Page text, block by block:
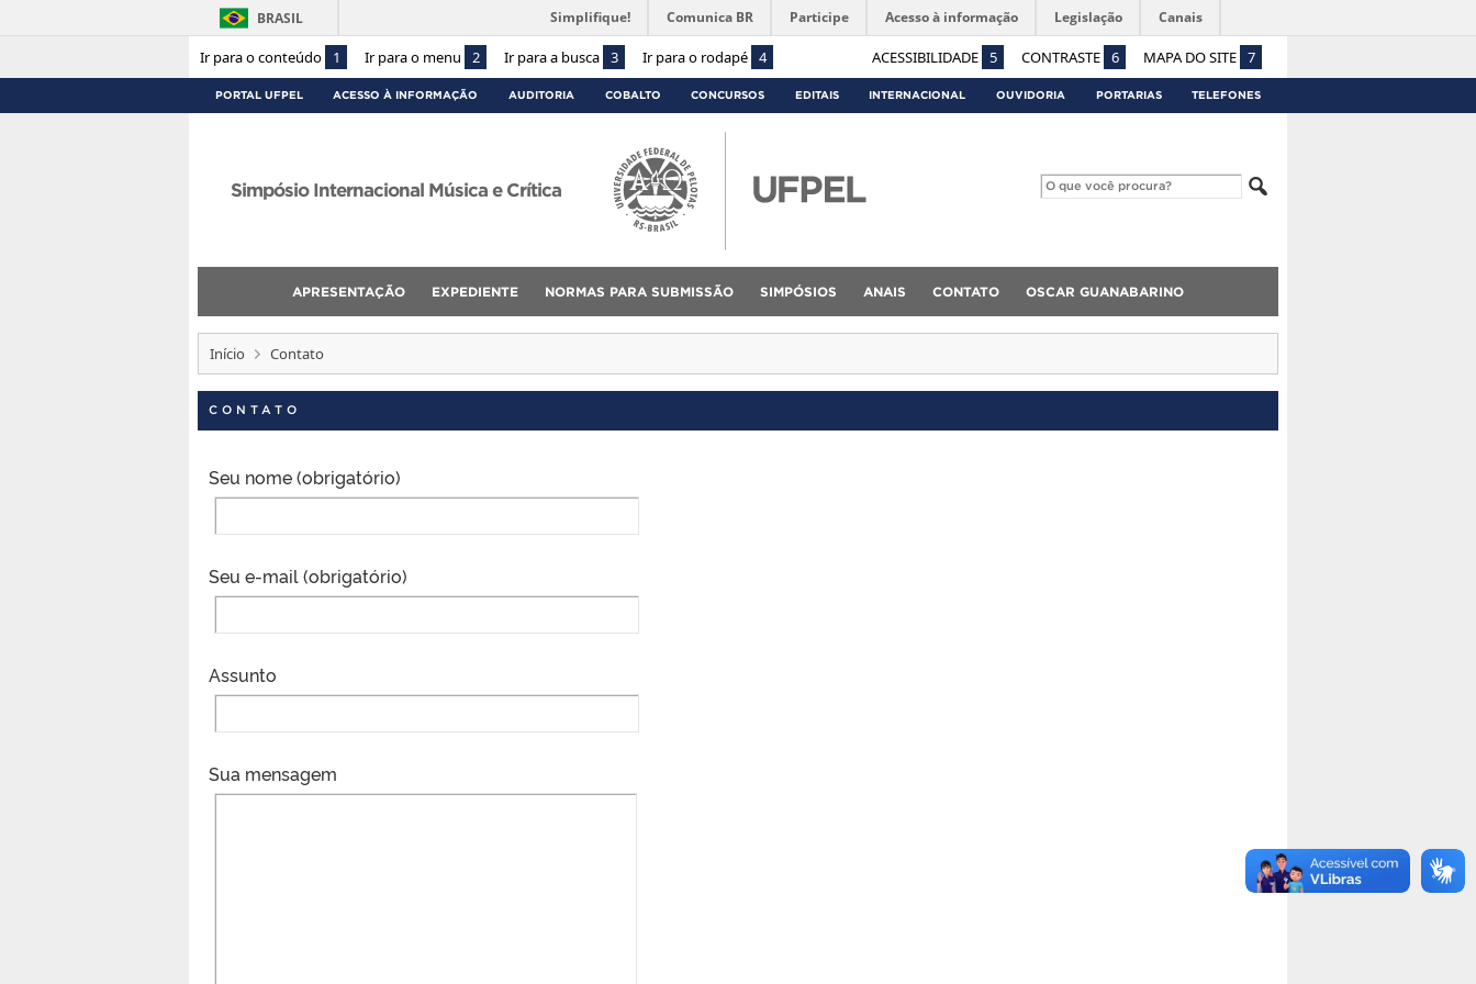
Ir para o conteúdo 1 Ir para o menu 2 Ir para a busca 3 Ir para o rodapé 4 ACESSIBILIDADE 5 CONTRASTE 6 MAPA DO SITE 7
BRASIL Simplifique! Comunica BR Participe Acesso à informação Legislação Canais
PORTAL UFPEL ACESSO À INFORMAÇÃO AUDITORIA COBALTO CONCURSOS EDITAIS INTERNACIONAL OUVIDORIA PORTARIAS TELEFONES
Simpósio Internacional Música e Crítica
APRESENTAÇÃO EXPEDIENTE NORMAS PARA SUBMISSÃO SIMPÓSIOS ANAIS CONTATO OSCAR GUANABARINO
Início Contato
CONTATO
Seu nome (obrigatório)
Seu e-mail (obrigatório)
Assunto
Sua mensagem